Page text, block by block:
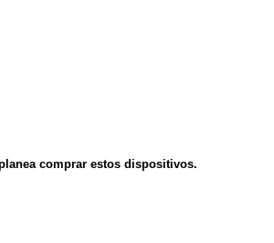
comprar estos dispositivos.